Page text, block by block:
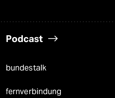
Podcast
bundestalk
fernverbindung